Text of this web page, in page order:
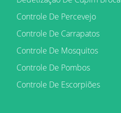
Controle De Percevejo
Controle De Carrapatos
Controle De Mosquitos
Controle De Pombos
Controle De Escorpiões